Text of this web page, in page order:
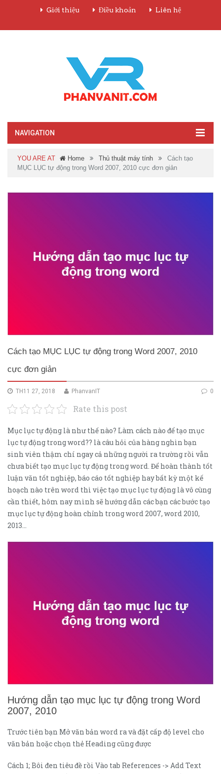
Giới thiệu Điều khoản Liên hệ
NAVIGATION
YOU ARE AT Home Thủ thuật máy tính
Cách tạo
MỤC LỤC tự động trong Word 2007, 2010 cực đơn giản
Cách tạo MỤC LỤC tự động trong Word 2007, 2010
cực đơn giản
TH11 27, 2018 0
PhanvanIT
Rate this post
Mục lục tự động là như thế nào? Làm cách nào để tạo mục
lục tự động trong word?? là câu hỏi của hàng nghìn bạn
sinh viên thậm chí ngay cả những người ra trường rồi vẫn
chưa biết tạo mục lục tự động trong word. Để hoàn thành tốt
luận văn tốt nghiệp, báo cáo tốt nghiệp hay bất kỳ một kế
hoạch nào trên word thì việc tạo mục lục tự động là vô cùng
cần thiết, hôm nay mình sẽ hướng dẫn các bạn các bước tạo
mục lục tự động hoàn chỉnh trong word 2007, word 2010,
2013…
Hướng dẫn tạo mục lục tự động trong Word
2007, 2010
Trước tiên bạn Mở văn bản word ra và đặt cấp độ level cho
văn bản hoặc chọn thẻ Heading cũng được
Cách 1; Bôi đen tiêu đề rồi Vào tab References -> Add Text